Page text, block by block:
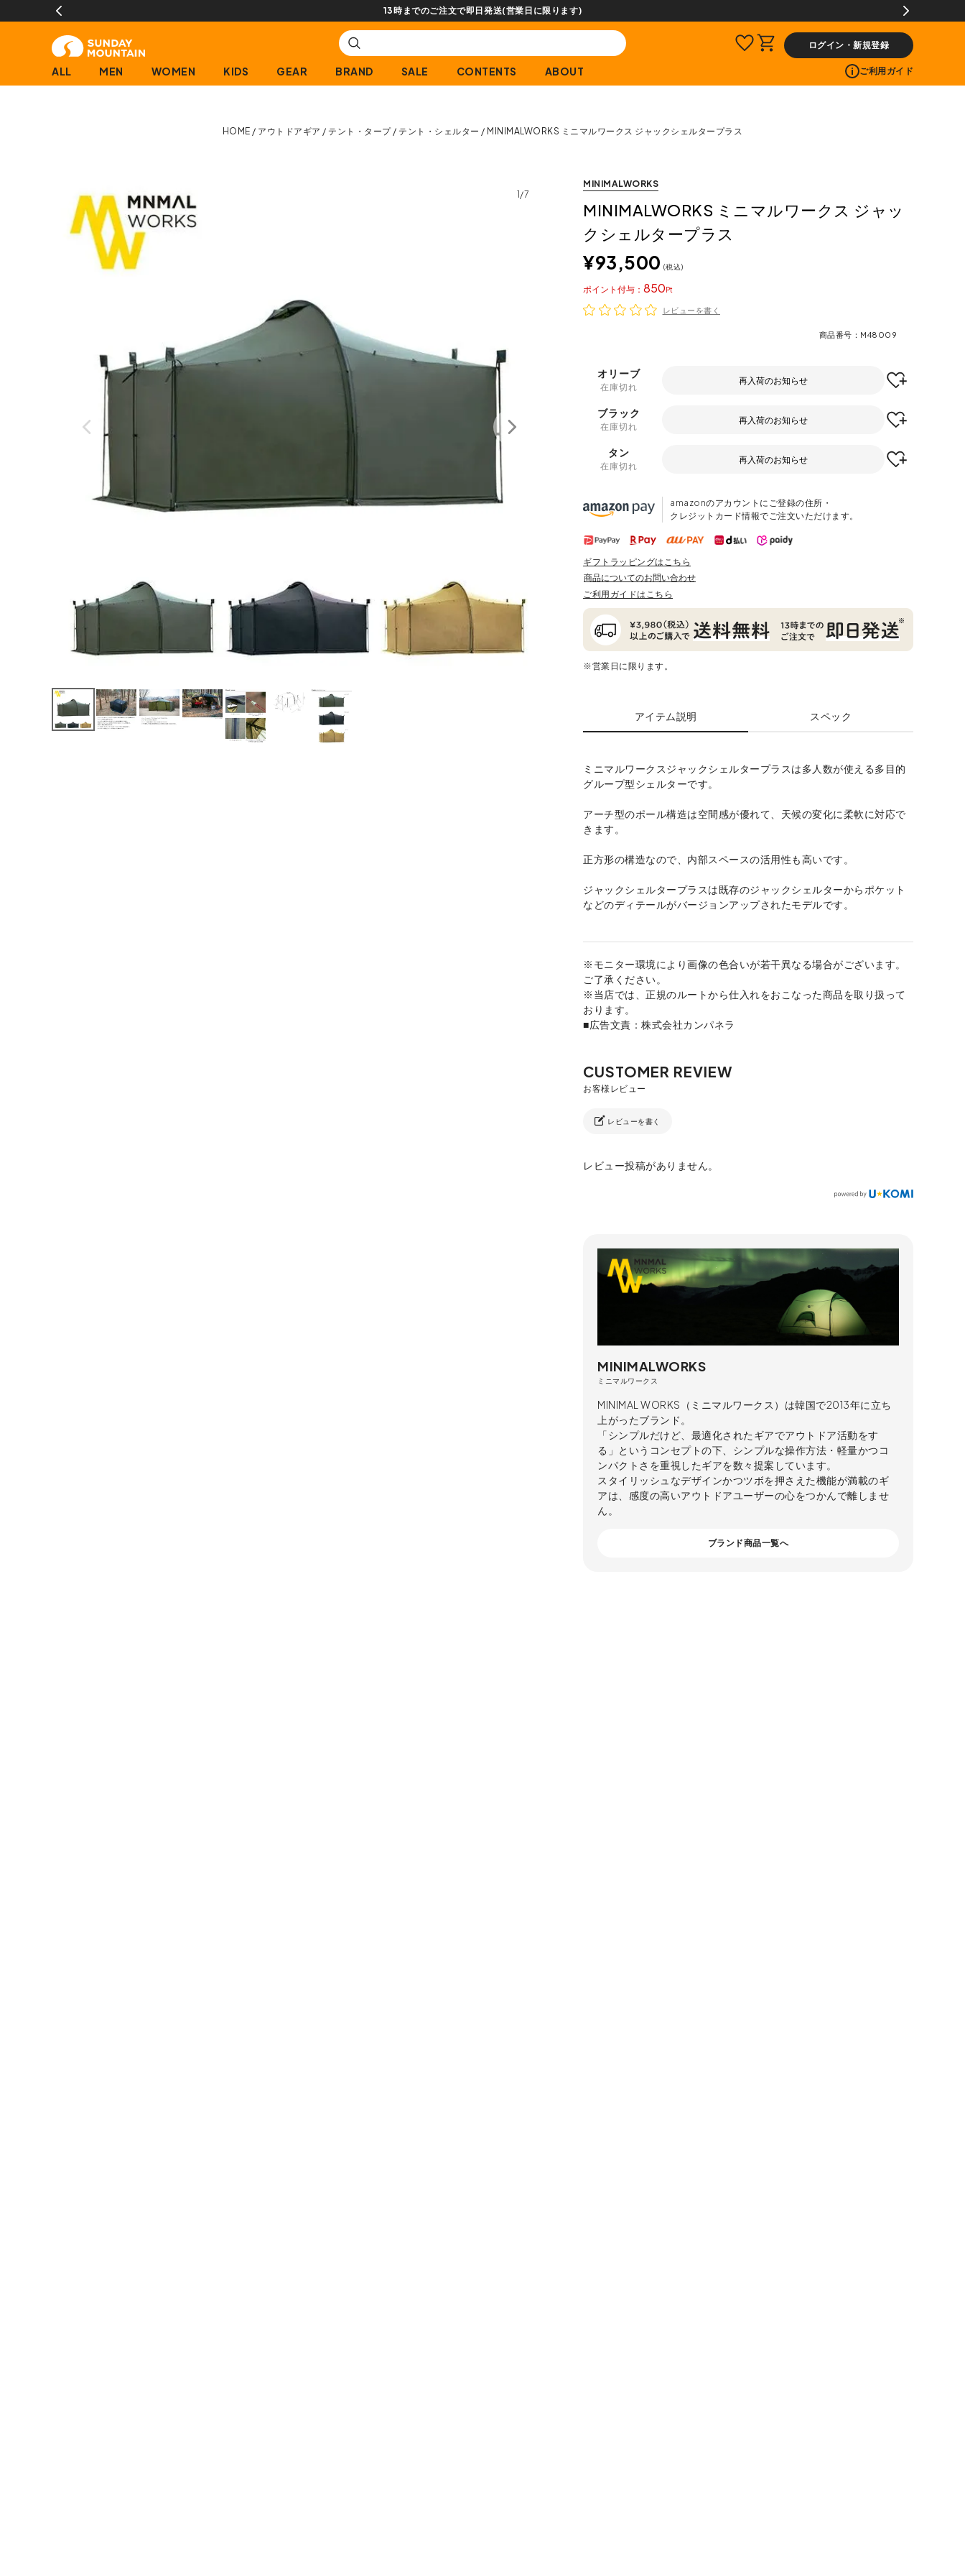
【会員限定】交換送料片道無料サービス
ログイン・新規登録
ALL MEN WOMEN KIDS GEAR BRAND SALE CONTENTS ABOUT ご利用ガイド
HOME アウトドアギア テント・タープ テント・シェルター MINIMALWORKS ミニマルワークス ジャックシェルタープラス
1/7
MINIMALWORKS
MINIMALWORKS ミニマルワークス ジャッ
クシェルタープラス
¥93,500 税込
850
ポイント
レビューを書く
商品番号 M48009
オリーブ
在庫切れ
再入荷のお知らせ
ブラック
在庫切れ
再入荷のお知らせ
タン
在庫切れ
再入荷のお知らせ
amazonのアカウントにご登録の住所・
クレジットカード情報でご注文いただけます。
ギフトラッピングはこちら
商品についてのお問い合わせ
ご利用ガイドはこちら
※営業日に限ります。
アイテム説明 スペック
ミニマルワークスジャックシェルタープラスは多人数が使える多目的
グループ型シェルターです。
アーチ型のポール構造は空間感が優れて、天候の変化に柔軟に対応で
きます。
正方形の構造なので、内部スペースの活用性も高いです。
ジャックシェルタープラスは既存のジャックシェルターからポケット
などのディテールがバージョンアップされたモデルです。
※モニター環境により画像の色合いが若干異なる場合がございます。
ご了承ください。
※当店では、正規のルートから仕入れをおこなった商品を取り扱って
おります。
■広告文責：株式会社カンパネラ
レビューを書く
レビュー投稿がありません。
MINIMALWORKS
ミニマルワークス
MINIMAL WORKS（ミニマルワークス）は韓国で2013年に立ち
上がったブランド。
「シンプルだけど、最適化されたギアでアウトドア活動をす
る」というコンセプトの下、シンプルな操作方法・軽量かつコ
ンパクトさを重視したギアを数々提案しています。
スタイリッシュなデザインかつツボを押さえた機能が満載のギ
アは、感度の高いアウトドアユーザーの心をつかんで離しませ
ん。
ブランド商品一覧へ